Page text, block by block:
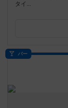
タイ...
バー